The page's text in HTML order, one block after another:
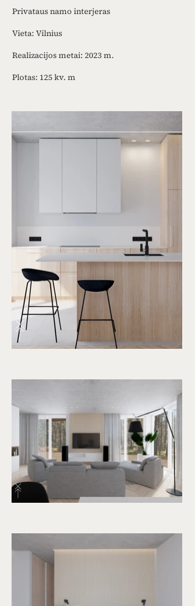
Privataus namo interjeras
Vieta: Vilnius
Realizacijos metai: 2023 m.
Plotas: 125 kv. m